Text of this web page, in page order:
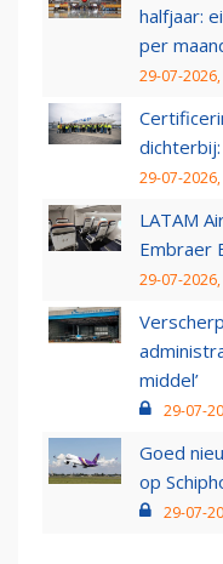
halfjaar:
per
29-07-
29-07-
LATAM
Embraer
29-07-
middel’
29-07-
Goed
op
29-07-